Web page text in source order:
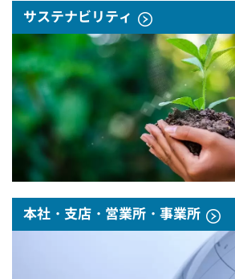
サステナビリティ
本社・支店・営業所・事業所